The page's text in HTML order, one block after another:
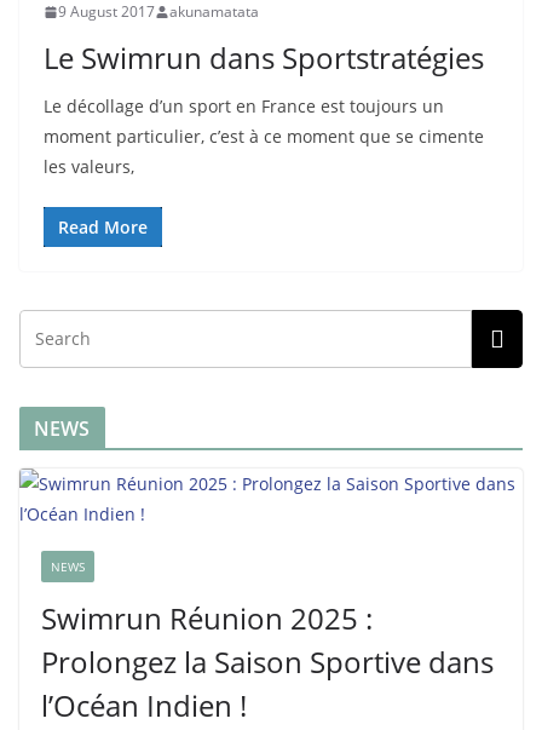
9 August 2017 akunamatata
Le Swimrun dans Sportstratégies
Le décollage d’un sport en France est toujours un
moment particulier, c’est à ce moment que se cimente
les valeurs,
Read More
NEWS
NEWS
Swimrun Réunion 2025 :
Prolongez la Saison Sportive dans
l’Océan Indien !